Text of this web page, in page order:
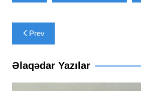
Yazı
naviqasiyası
Prev
Əlaqədar Yazılar